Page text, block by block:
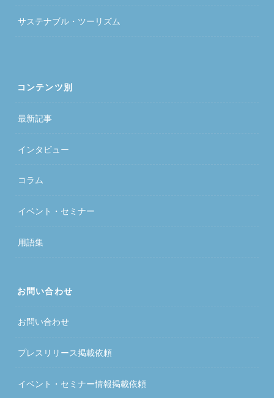
サステナブル・ツーリズム
コンテンツ別
最新記事
インタビュー
コラム
イベント・セミナー
用語集
お問い合わせ
お問い合わせ
プレスリリース掲載依頼
イベント・セミナー情報掲載依頼